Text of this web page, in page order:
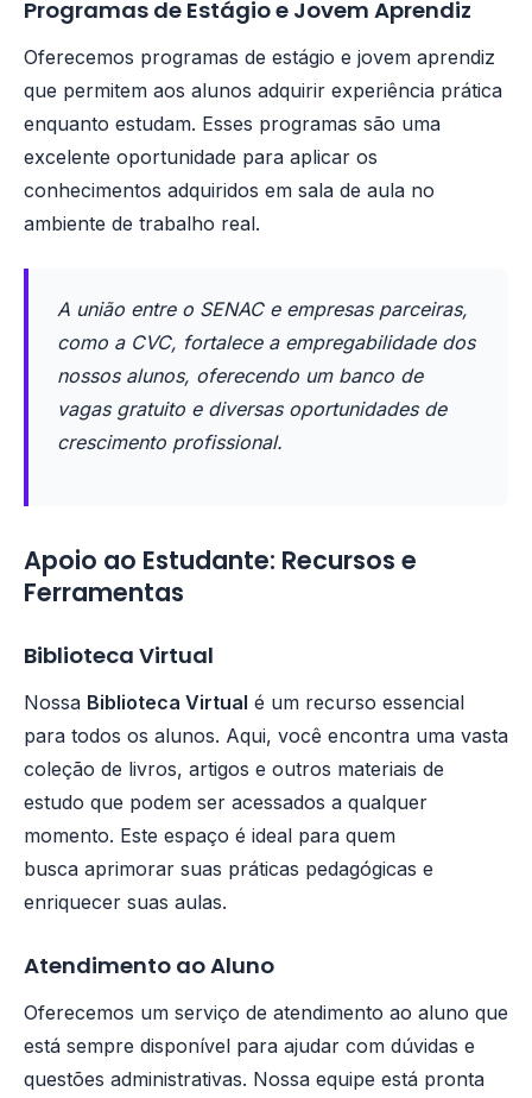
Programas de Estágio e Jovem Aprendiz
Oferecemos programas de estágio e jovem aprendiz
que permitem aos alunos adquirir experiência prática
enquanto estudam. Esses programas são uma
excelente oportunidade para aplicar os
conhecimentos adquiridos em sala de aula no
ambiente de trabalho real.
A união entre o SENAC e empresas parceiras,
como a CVC, fortalece a empregabilidade dos
nossos alunos, oferecendo um banco de
vagas gratuito e diversas oportunidades de
crescimento profissional.
Apoio ao Estudante: Recursos e
Ferramentas
Biblioteca Virtual
Nossa Biblioteca Virtual é um recurso essencial
para todos os alunos. Aqui, você encontra uma vasta
coleção de livros, artigos e outros materiais de
estudo que podem ser acessados a qualquer
momento. Este espaço é ideal para quem
busca aprimorar suas práticas pedagógicas e
enriquecer suas aulas.
Atendimento ao Aluno
Oferecemos um serviço de atendimento ao aluno que
está sempre disponível para ajudar com dúvidas e
questões administrativas. Nossa equipe está pronta